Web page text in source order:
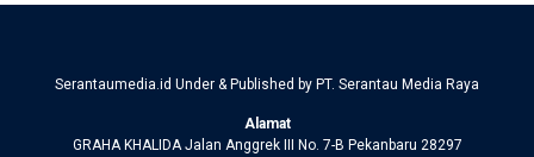
Serantaumedia.id Under & Published by PT. Serantau Media Raya
Alamat
GRAHA KHALIDA Jalan Anggrek III No. 7-B Pekanbaru 28297